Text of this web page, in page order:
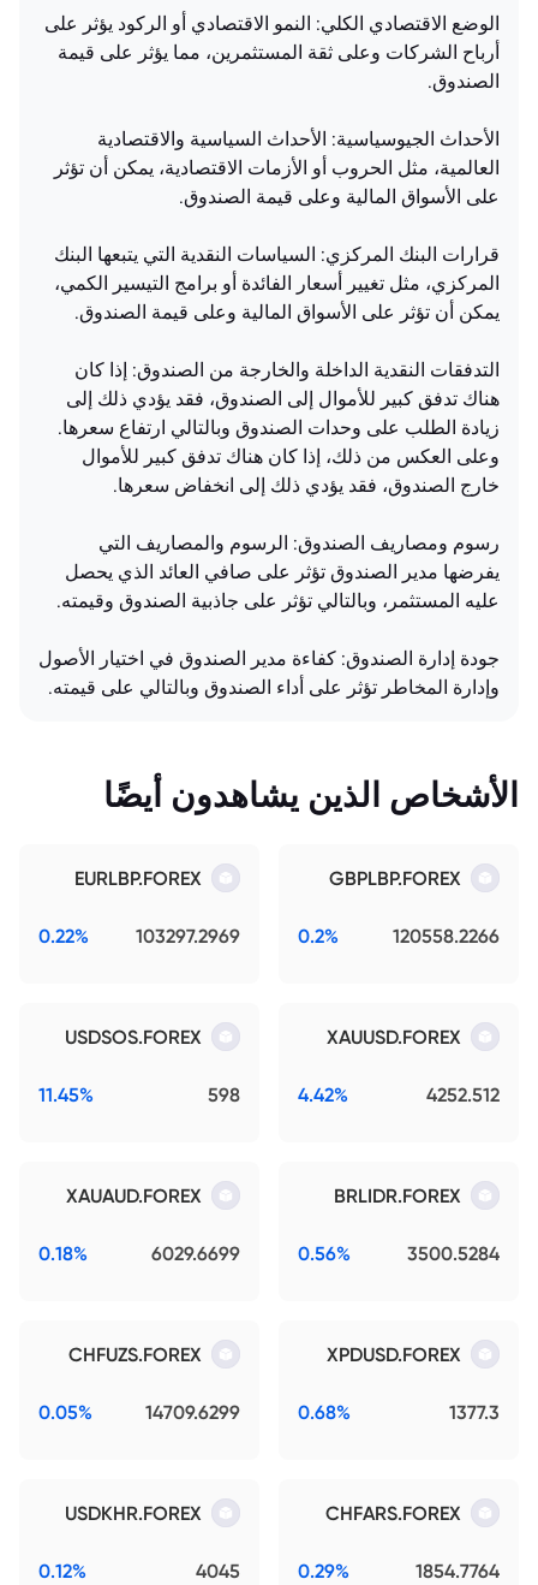
الوضع الاقتصادي الكلي: النمو الاقتصادي أو الركود يؤثر على
أرباح الشركات وعلى ثقة المستثمرين، مما يؤثر على قيمة
الصندوق.
الأحداث الجيوسياسية: الأحداث السياسية والاقتصادية
العالمية، مثل الحروب أو الأزمات الاقتصادية، يمكن أن تؤثر
على الأسواق المالية وعلى قيمة الصندوق.
قرارات البنك المركزي: السياسات النقدية التي يتبعها البنك
المركزي، مثل تغيير أسعار الفائدة أو برامج التيسير الكمي،
يمكن أن تؤثر على الأسواق المالية وعلى قيمة الصندوق.
التدفقات النقدية الداخلة والخارجة من الصندوق: إذا كان
هناك تدفق كبير للأموال إلى الصندوق، فقد يؤدي ذلك إلى
زيادة الطلب على وحدات الصندوق وبالتالي ارتفاع سعرها.
وعلى العكس من ذلك، إذا كان هناك تدفق كبير للأموال
خارج الصندوق، فقد يؤدي ذلك إلى انخفاض سعرها.
رسوم ومصاريف الصندوق: الرسوم والمصاريف التي
يفرضها مدير الصندوق تؤثر على صافي العائد الذي يحصل
عليه المستثمر، وبالتالي تؤثر على جاذبية الصندوق وقيمته.
جودة إدارة الصندوق: كفاءة مدير الصندوق في اختيار الأصول
وإدارة المخاطر تؤثر على أداء الصندوق وبالتالي على قيمته.
الأشخاص الذين يشاهدون أيضًا
GBPLBP.FOREX
120558.2266
0.2%
EURLBP.FOREX
103297.2969
0.22%
XAUUSD.FOREX
4252.512
4.42%
USDSOS.FOREX
598
11.45%
BRLIDR.FOREX
3500.5284
0.56%
XAUAUD.FOREX
6029.6699
0.18%
XPDUSD.FOREX
1377.3
0.68%
CHFUZS.FOREX
14709.6299
0.05%
CHFARS.FOREX
1854.7764
0.29%
USDKHR.FOREX
4045
0.12%